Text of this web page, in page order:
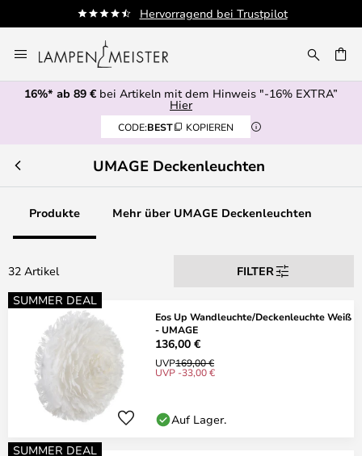
Hervorragend bei Trustpilot
Inhalt
springen
16%* ab 89 € bei Artikeln mit dem Hinweis "-16% EXTRA”
Hier
CODE:BEST KOPIEREN
UMAGE Deckenleuchten
Produkte Mehr über UMAGE Deckenleuchten
32 Artikel
FILTER
SUMMER DEAL
Eos Up Wandleuchte/Deckenleuchte Weiß
- UMAGE
136,00 €
UVP169,00 €
UVP -33,00 €
Auf Lager.
SUMMER DEAL